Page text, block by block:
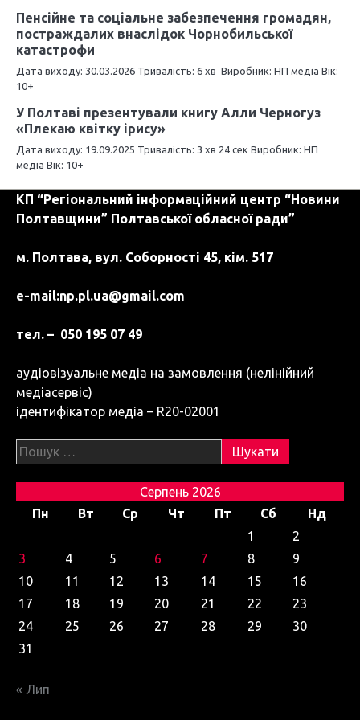
ц
і
я
з
а
п
и
с
Пенсійне та соціальне забезпечення громадян,
постраждалих внаслідок Чорнобильської
катастрофи
Дата виходу: 30.03.2026 Тривалість: 6 хв Виробник: НП медіа Вік:
10+
У Полтаві презентували книгу Алли Черногуз
«Плекаю квітку ірису»
Дата виходу: 19.09.2025 Тривалість: 3 хв 24 сек Виробник: НП
медіа Вік: 10+
КП “Регіональний інформаційний центр “Новини
Полтавщини” Полтавської обласної ради”
м. Полтава, вул. Соборності 45, кім. 517
e-mail:np.pl.ua@gmail.com
тел. – 050 195 07 49
аудіовізуальне медіа на замовлення (нелінійний
медіасервіс)
ідентифікатор медіа – R20-02001
Пошук:
Серпень 2026
Пн
Вт Ср Чт Пт Сб
Нд
1
2
3
4 5 6 7 8
9
10
11 12 13 14 15
16
17
18 19 20 21 22
23
24
25 26 27 28 29
30
31
« Лип